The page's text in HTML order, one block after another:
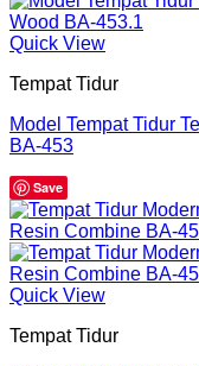
Quick View
Tempat Tidur
Model Tempat Tidur
BA-453
Save
Quick View
Tempat Tidur